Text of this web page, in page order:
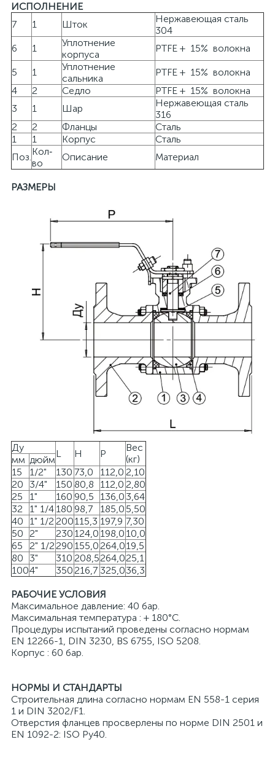
ИСПОЛНЕНИЕ
7
1 Шток
Нержавеющая сталь
304
6
1
Уплотнение
корпуса
PTFE + 15% волокна
5 1
Уплотнение
сальника
PTFE + 15% волокна
4
2 Седло
PTFE + 15% волокна
3
1 Шар
Нержавеющая сталь
316
2
2 Фланцы
Сталь
1
1 Корпус
Сталь
Поз.Кол‐
во
Описание Материал
РАЗМЕРЫ
Ду
L H P
Вес
(кг)
мм дюйм
15
1/2" 130 73,0 112,0 2,10
20
3/4" 150 80,8 112,0 2,80
25
1" 160 90,5 136,0 3,64
32
1" 1/4 180 98,7 185,0 5,50
40
1" 1/2 200115,3 197,9 7,30
50
2" 230 124,0 198,0 10,0
65
2" 1/2 290 155,0 264,019,5
80
3" 310 208,5264,025,1
1004" 350 216,7 325,036,3
РАБОЧИЕ УСЛОВИЯ
Максимальное давление: 40 бар.
Максимальная температура : + 180°C.
Процедуры испытаний проведены согласно нормам
EN 12266-1, DIN 3230, BS 6755, ISO 5208.
Корпус : 60 бар.
НОРМЫ И СТАНДАРТЫ
Строительная длина согласно нормам EN 558-1 серия
1 и DIN 3202/F1.
Отверстия фланцев просверлены по норме DIN 2501 и
EN 1092-2: ISO Pу40.